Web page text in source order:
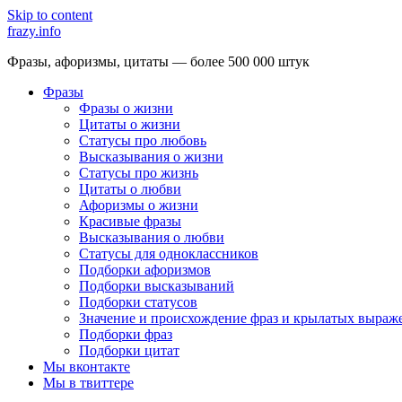
Skip to content
frazy.info
Фразы, афоризмы, цитаты — более 500 000 штук
Фразы
Фразы о жизни
Цитаты о жизни
Статусы про любовь
Высказывания о жизни
Статусы про жизнь
Цитаты о любви
Афоризмы о жизни
Красивые фразы
Высказывания о любви
Статусы для одноклассников
Подборки афоризмов
Подборки высказываний
Подборки статусов
Значение и происхождение фраз и крылатых
Подборки фраз
Подборки цитат
Мы вконтакте
Мы в твиттере